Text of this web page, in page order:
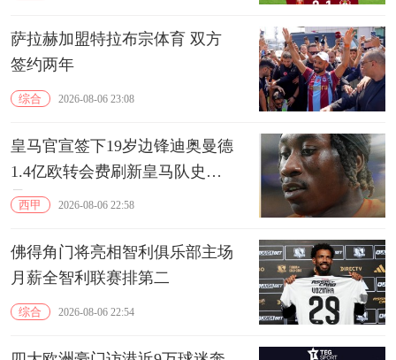
萨拉赫加盟特拉布宗体育 双方
签约两年
综合 2026-08-06 23:08
皇马官宣签下19岁边锋迪奥曼德
1.4亿欧转会费刷新皇马队史纪
录西甲 2026-08-06 22:58
佛得角门将亮相智利俱乐部主场
月薪全智利联赛排第二
综合 2026-08-06 22:54